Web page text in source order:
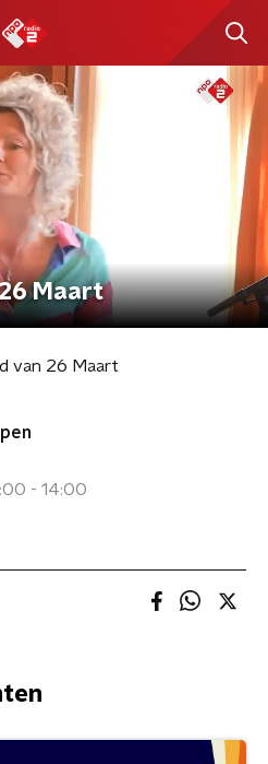
Maart
van 26 Maart
- 14:00